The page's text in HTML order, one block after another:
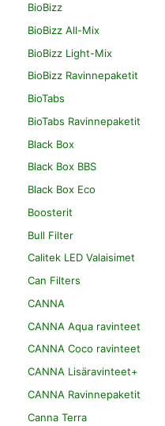
BioBizz
BioBizz All-Mix
BioBizz Light-Mix
BioBizz Ravinnepaketit
BioTabs
BioTabs Ravinnepaketit
Black Box
Black Box BBS
Black Box Eco
Boosterit
Bull Filter
Calitek LED Valaisimet
Can Filters
CANNA
CANNA Aqua ravinteet
CANNA Coco ravinteet
CANNA Lisäravinteet+
CANNA Ravinnepaketit
Canna Terra